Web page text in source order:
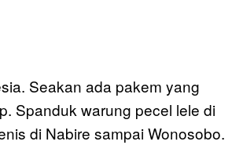
Seakan ada pakem yang
Spanduk warung pecel lele di
di Nabire sampai Wonosobo.